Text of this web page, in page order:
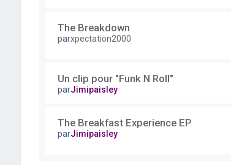
The Breakdown
parxpectation2000
Un clip pour "Funk N Roll"
parJimipaisley
The Breakfast Experience EP
parJimipaisley